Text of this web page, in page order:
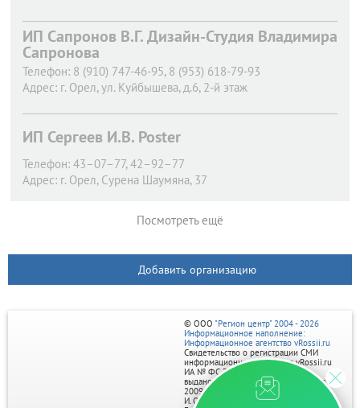
ИП Сапронов В.Г. Дизайн-Студия Владимира
Сапронова
Телефон: 8 (910) 747-46-95, 8 (953) 618-79-93
Адрес: г. Орел, ул. Куйбышева, д.6, 2-й этаж
ИП Сергеев И.В. Poster
Телефон: 43–07–77, 42–92–77
Адрес: г. Орел, Сурена Шаумяна, 37
Посмотреть ещё
Добавить организацию
© ООО "Регион центр" 2004 - 2026
Информационное наполнение:
Информационное агентство vRossii.ru
Свидетельство о регистрации СМИ
информационного агентства vRossii.ru
ИА № ФС 77‑35502
выдано РОСКОМНАДЗОРом 04 марта
2009г.
И. О. Главного редактора Нарыков А. Н.